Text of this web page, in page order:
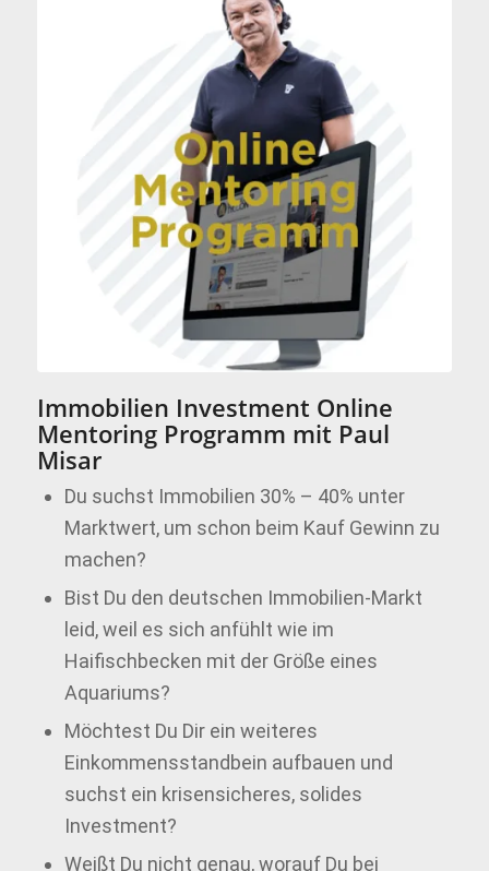
Immobilien Investment
Online Mentoring
Programm – Lerne in
Immobilien zu
investieren
Immobilien Investment Online
Mentoring Programm mit Paul
Misar
Du suchst Immobilien 30% – 40% unter
Marktwert, um schon beim Kauf Gewinn zu
machen?
Bist Du den deutschen Immobilien-Markt
leid, weil es sich anfühlt wie im
Haifischbecken mit der Größe eines
Aquariums?
Möchtest Du Dir ein weiteres
Einkommensstandbein aufbauen und
suchst ein krisensicheres, solides
Investment?
Weißt Du nicht genau, worauf Du bei